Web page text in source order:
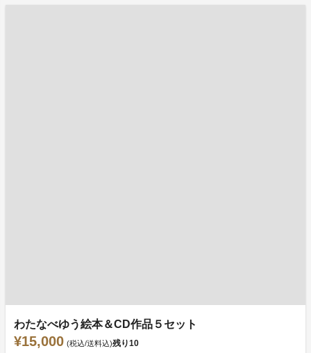
わたなべゆう絵本＆CD作品５セット
¥15,000 (税込/送料込)残り10